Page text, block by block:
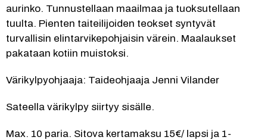
aurinko. Tunnustellaan maailmaa ja tuoksutellaan
tuulta. Pienten taiteilijoiden teokset syntyvät
turvallisin elintarvikepohjaisin värein. Maalaukset
pakataan kotiin muistoksi.
Värikylpyohjaaja: Taideohjaaja Jenni Vilander
Sateella värikylpy siirtyy sisälle.
Max. 10 paria. Sitova kertamaksu 15€/ lapsi ja 1-